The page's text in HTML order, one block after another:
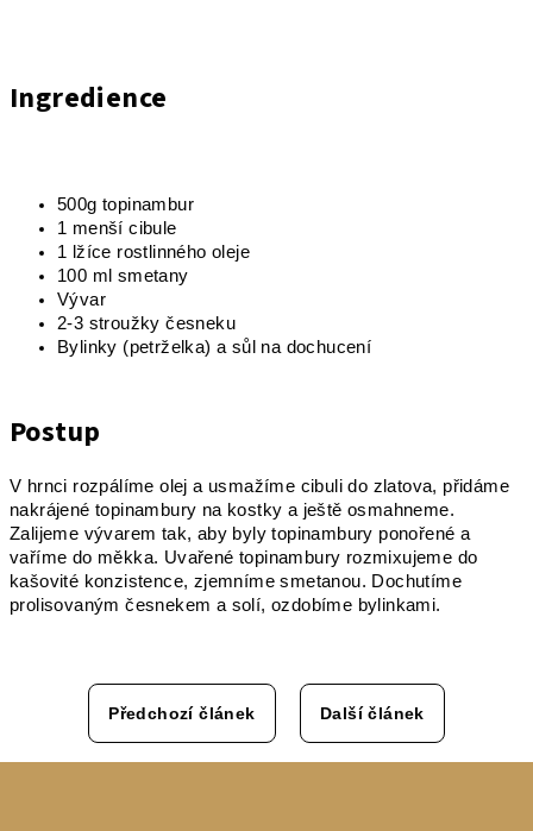
Ingredience
500g topinambur
1 menší cibule
1 lžíce rostlinného oleje
100 ml smetany
Vývar
2-3 stroužky česneku
Bylinky (petrželka) a sůl na dochucení
Postup
V hrnci rozpálíme olej a usmažíme cibuli do zlatova, přidáme
nakrájené topinambury na kostky a ještě osmahneme.
Zalijeme vývarem tak, aby byly topinambury ponořené a
vaříme do měkka. Uvařené topinambury rozmixujeme do
kašovité konzistence, zjemníme smetanou. Dochutíme
prolisovaným česnekem a solí, ozdobíme bylinkami.
Předchozí článek Další článek